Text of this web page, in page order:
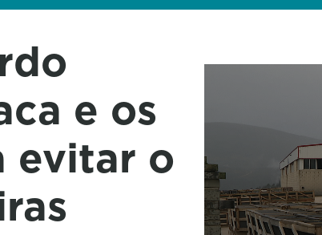
e os
evitar o